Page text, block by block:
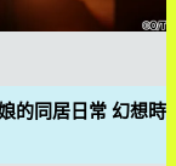
的同居日常 幻想時